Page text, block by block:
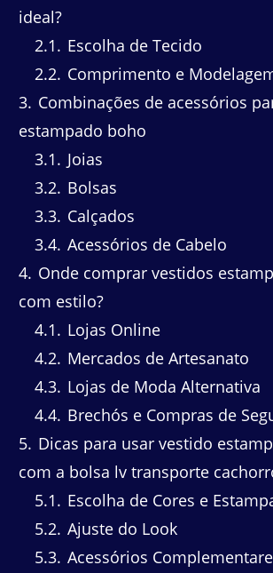
ideal?
2.1
Escolha de Tecido
2.2 Comprimento e
3 Combinações de acessórios
estampado boho
3.1
Joias
3.2 Bolsas
3.3 Calçados
3.4 Acessórios de Cabelo
4 Onde comprar vestidos
com estilo?
4.1
Lojas Online
4.2 Mercados de Artesanato
4.3 Lojas de Moda Alternativa
4.4 Brechós e Compras de
5 Dicas para usar vestido
com a bolsa lv transporte
5.1
Escolha de Cores e
5.2 Ajuste do Look
5.3 Acessórios